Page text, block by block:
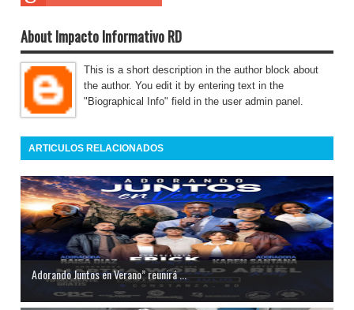
About Impacto Informativo RD
This is a short description in the author block about
the author. You edit it by entering text in the
"Biographical Info" field in the user admin panel.
ARTICULOS RELACIONADOS
Adorando Juntos en Verano” reunirá ...